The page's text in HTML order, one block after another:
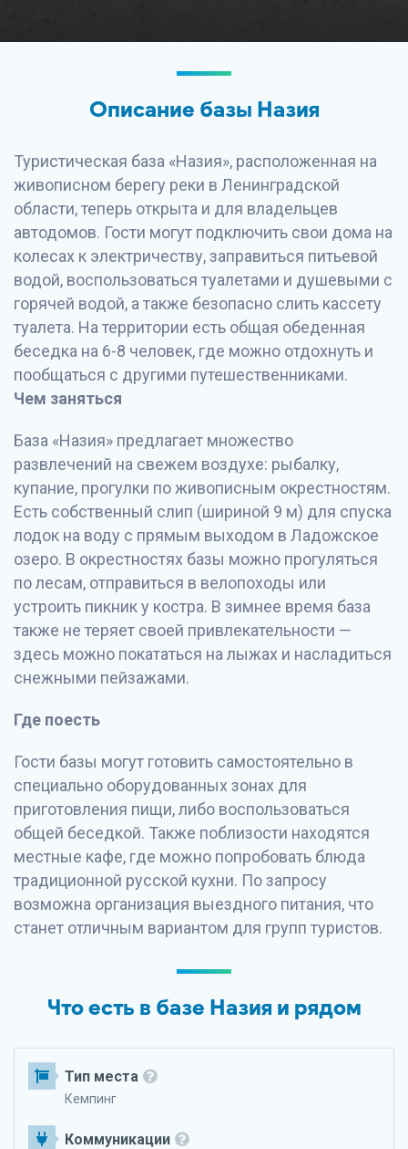
Описание базы Назия
Туристическая база «Назия», расположенная на
живописном берегу реки в Ленинградской
области, теперь открыта и для владельцев
автодомов. Гости могут подключить свои дома на
колесах к электричеству, заправиться питьевой
водой, воспользоваться туалетами и душевыми с
горячей водой, а также безопасно слить кассету
туалета. На территории есть общая обеденная
беседка на 6-8 человек, где можно отдохнуть и
пообщаться с другими путешественниками.
Чем заняться
База «Назия» предлагает множество
развлечений на свежем воздухе: рыбалку,
купание, прогулки по живописным окрестностям.
Есть собственный слип (шириной 9 м) для спуска
лодок на воду с прямым выходом в Ладожское
озеро. В окрестностях базы можно прогуляться
по лесам, отправиться в велопоходы или
устроить пикник у костра. В зимнее время база
также не теряет своей привлекательности —
здесь можно покататься на лыжах и насладиться
снежными пейзажами.
Где поесть
Гости базы могут готовить самостоятельно в
специально оборудованных зонах для
приготовления пищи, либо воспользоваться
общей беседкой. Также поблизости находятся
местные кафе, где можно попробовать блюда
традиционной русской кухни. По запросу
возможна организация выездного питания, что
станет отличным вариантом для групп туристов.
Что есть в базе Назия и рядом
Тип места
Кемпинг
Коммуникации